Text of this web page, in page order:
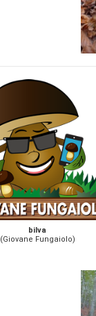
bilva
(Giovane Fungaiolo)